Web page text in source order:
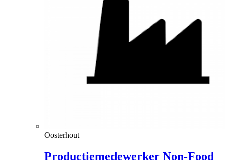
Oosterhout
Productiemedewerker Non-Food